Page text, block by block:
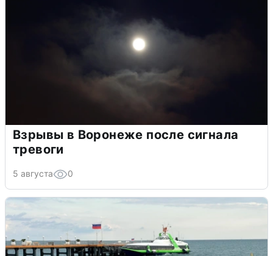
Взрывы в Воронеже после сигнала
тревоги
5 августа 0